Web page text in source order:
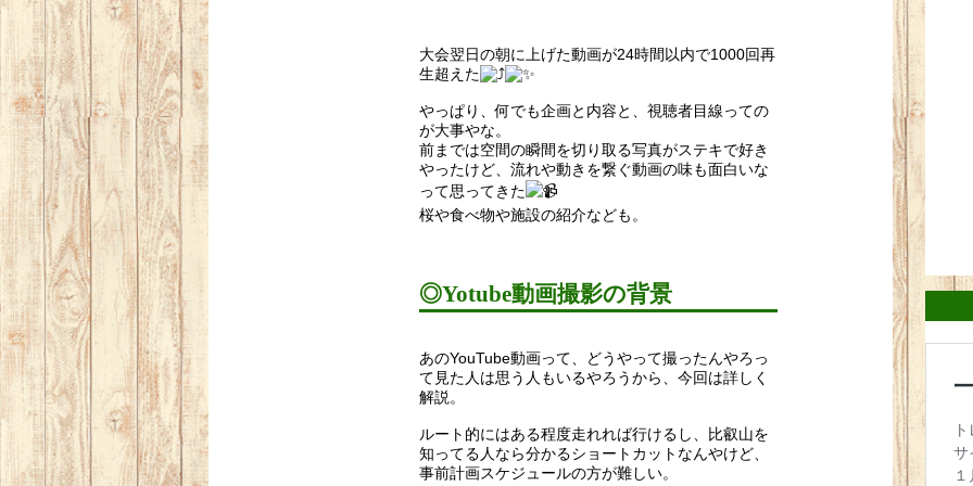
大会翌日の朝に上げた動画が24時間以内で1000回再
生超えた
やっぱり、何でも企画と内容と、視聴者目線っての
が大事やな。
前までは空間の瞬間を切り取る写真がステキで好き
やったけど、流れや動きを繋ぐ動画の味も面白いな
って思ってきた
桜や食べ物や施設の紹介なども。
◎Yotube動画撮影の背景
あのYouTube動画って、どうやって撮ったんやろっ
て見た人は思う人もいるやろうから、今回は詳しく
解説。
ルート的にはある程度走れれば行けるし、比叡山を
知ってる人なら分かるショートカットなんやけど、
事前計画スケジュールの方が難しい。